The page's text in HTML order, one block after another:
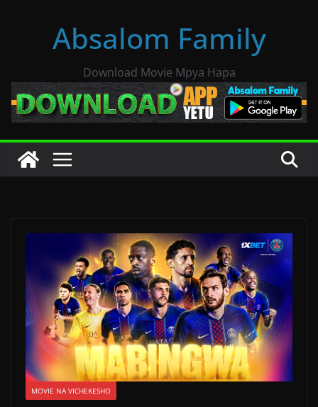
Absalom Family
Download Movie Mpya Hapa
MOVIE NA VICHEKESHO